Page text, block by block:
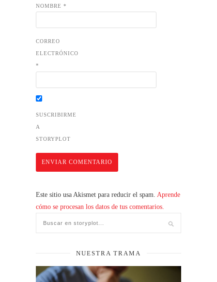
CORREO
ELECTRÓNICO
*
SUSCRIBIRME
A
STORYPLOT
Este sitio usa Akismet para reducir el spam. Aprende
cómo se procesan los datos de tus comentarios.
NUESTRA TRAMA